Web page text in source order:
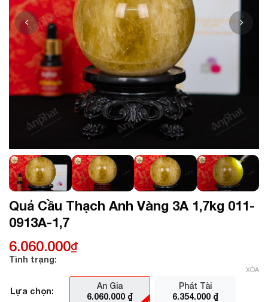
Quả Cầu Thạch Anh Vàng 3A 1,7kg 011-
0913A-1,7
6.060.000₫
Tình trạng:
Lựa chọn:
An Gia
6.060.000 ₫
Phát Tài
6.354.000 ₫
XÓA